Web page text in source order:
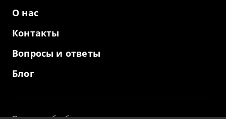
О нас
Контакты
Вопросы и ответы
Блог